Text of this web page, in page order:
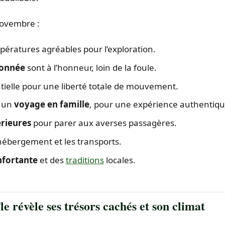
:
agréables pour l’exploration.
sont à l’honneur, loin de la foule.
pour une liberté totale de mouvement.
voyage en famille, pour une expérience
pour parer aux averses passagères.
et les transports.
et destraditionslocales.
révèle ses trésors cachés et son climat